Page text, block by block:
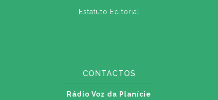
Estatuto Editorial
CONTACTOS
Rádio Voz da Planície